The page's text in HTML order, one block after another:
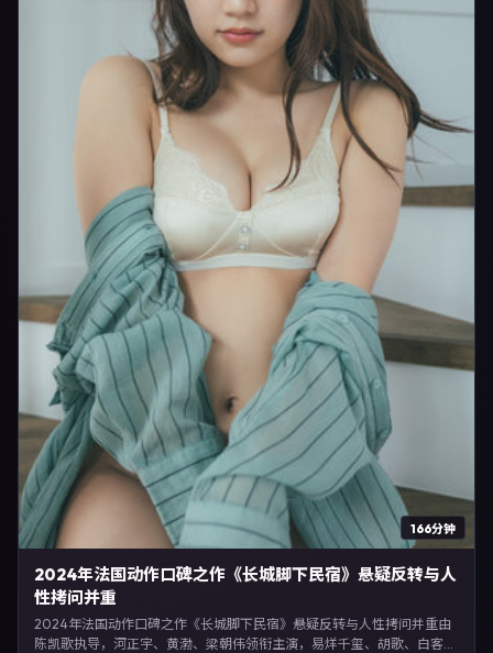
166分钟
2024年法国动作口碑之作《长城脚下民宿》悬疑反转与人
性拷问并重
2024年法国动作口碑之作《长城脚下民宿》悬疑反转与人性拷问并重由
陈凯歌执导，河正宇、黄渤、梁朝伟领衔主演，易烊千玺、胡歌、白客等